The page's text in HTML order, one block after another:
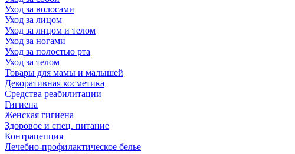
Уход за волосами
Уход за лицом
Уход за лицом и телом
Уход за ногами
Уход за полостью рта
Уход за телом
Товары для мамы и малышей
Декоративная косметика
Средства реабилитации
Гигиена
Женская гигиена
Здоровое и спец. питание
Контрацепция
Лечебно-профилактическое белье